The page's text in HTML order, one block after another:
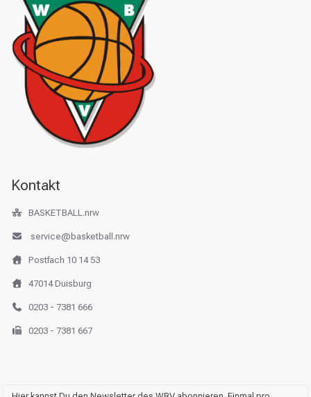
Kontakt
BASKETBALL.nrw
service@basketball.nrw
Postfach 10 14 53
47014 Duisburg
0203 - 7381 666
0203 - 7381 667